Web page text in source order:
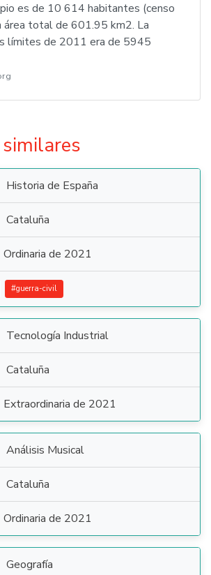
es de 10 614 habitantes (censo
área total de 601.95 km2. La
límites de 2011 era de 5945
Historia de España
Cataluña
Ordinaria de 2021
#guerra-civil
Tecnología Industrial
Cataluña
Extraordinaria de 2021
Análisis Musical
Cataluña
Ordinaria de 2021
Geografía